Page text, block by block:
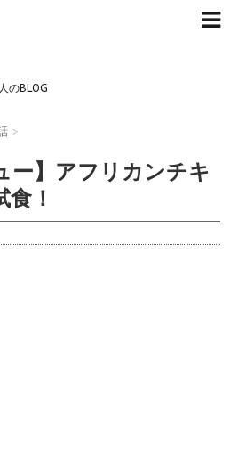
のBLOG
>
ー】アフリカンチキ
！